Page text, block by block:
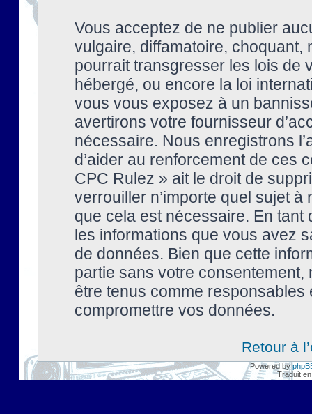
Vous acceptez de ne publier
vulgaire, diffamatoire, choquant,
pourrait transgresser les lois de
hébergé, ou encore la loi
vous vous exposez à un
avertirons votre fournisseur
nécessaire. Nous enregistrons
d’aider au renforcement de ces
CPC Rulez » ait le droit de
verrouiller n’importe quel sujet à
que cela est nécessaire. En tant
les informations que vous avez
de données. Bien que cette
partie sans votre
être tenus comme
compromettre vos données.
Retour à
Powered by
Traduit